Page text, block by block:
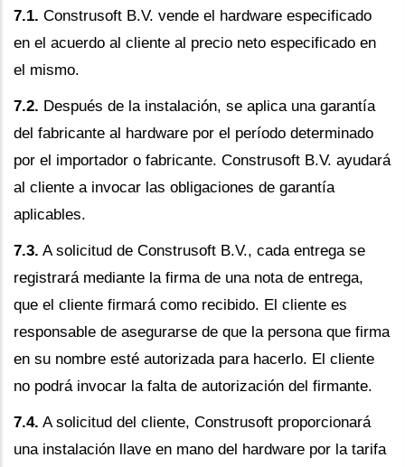
7.1. Construsoft B.V. vende el hardware especificado
en el acuerdo al cliente al precio neto especificado en
el mismo.
7.2. Después de la instalación, se aplica una garantía
del fabricante al hardware por el período determinado
por el importador o fabricante. Construsoft B.V. ayudará
al cliente a invocar las obligaciones de garantía
aplicables.
7.3. A solicitud de Construsoft B.V., cada entrega se
registrará mediante la firma de una nota de entrega,
que el cliente firmará como recibido. El cliente es
responsable de asegurarse de que la persona que firma
en su nombre esté autorizada para hacerlo. El cliente
no podrá invocar la falta de autorización del firmante.
7.4. A solicitud del cliente, Construsoft proporcionará
una instalación llave en mano del hardware por la tarifa